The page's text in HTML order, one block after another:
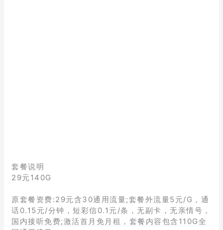
套餐说明
29元140G
原套餐资费:29元含30通用流量;套餐外流量5元/G，通
话0.15元/分钟，短彩信0.1元/条，无副卡，无亲情号，
国内接听免费;激活首月免月租，套餐内容包含110G全